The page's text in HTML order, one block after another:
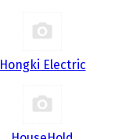
Hongki Electric